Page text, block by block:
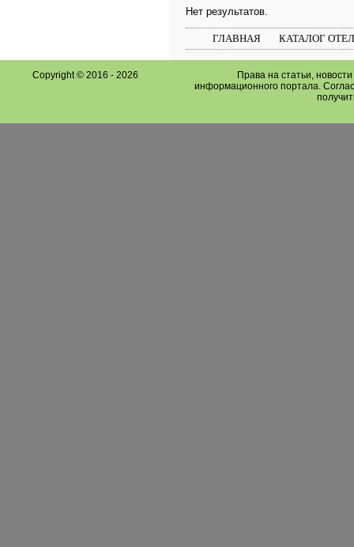
Нет результатов.
ГЛАВНАЯ КАТАЛОГ
Copyright © 2016 - 2026
Права на статьи,
информационного портала.